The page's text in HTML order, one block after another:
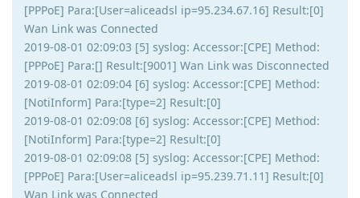
[PPPoE] Para:[User=aliceadsl ip=95.234.67.16] Result:[0]
Wan Link was Connected
2019-08-01 02:09:03 [5] syslog: Accessor:[CPE] Method:
[PPPoE] Para:[] Result:[9001] Wan Link was Disconnected
2019-08-01 02:09:04 [6] syslog: Accessor:[CPE] Method:
[NotiInform] Para:[type=2] Result:[0]
2019-08-01 02:09:08 [6] syslog: Accessor:[CPE] Method:
[NotiInform] Para:[type=2] Result:[0]
2019-08-01 02:09:08 [5] syslog: Accessor:[CPE] Method:
[PPPoE] Para:[User=aliceadsl ip=95.239.71.11] Result:[0]
Wan Link was Connected